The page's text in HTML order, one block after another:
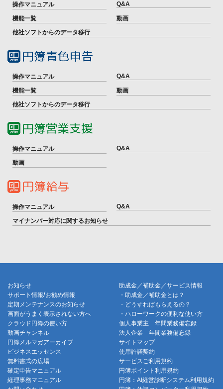
操作マニュアル Q&A
機能一覧
動画
他社ソフトからのデータ移行
操作マニュアル Q&A
機能一覧
動画
他社ソフトからのデータ移行
操作マニュアル Q&A
動画
操作マニュアル Q&A
マイナンバー対応に関するお知らせ
お知らせ
サポート情報/お勧め情報
定期メンテナンスのお知らせ
画面がうまく表示されない方へ
クラウド円簿の使い方
動画チャンネル
円簿メルマガアーカイブ
助成金／補助金／サービス情報
・助成金／補助金とは？
・どうすればもらえるの？
・ハローワークの便利な使い方
個人事業主 年間業務備忘録
法人企業 年間業務備忘録
サイトマップ
ビジネスエッセンス
無料書式の広場
確定申告マニュアル
経理事務マニュアル
使用許諾契約
サービスご利用規約
円簿ポイント利用規約
円簿：AI経営診断システム利用規約